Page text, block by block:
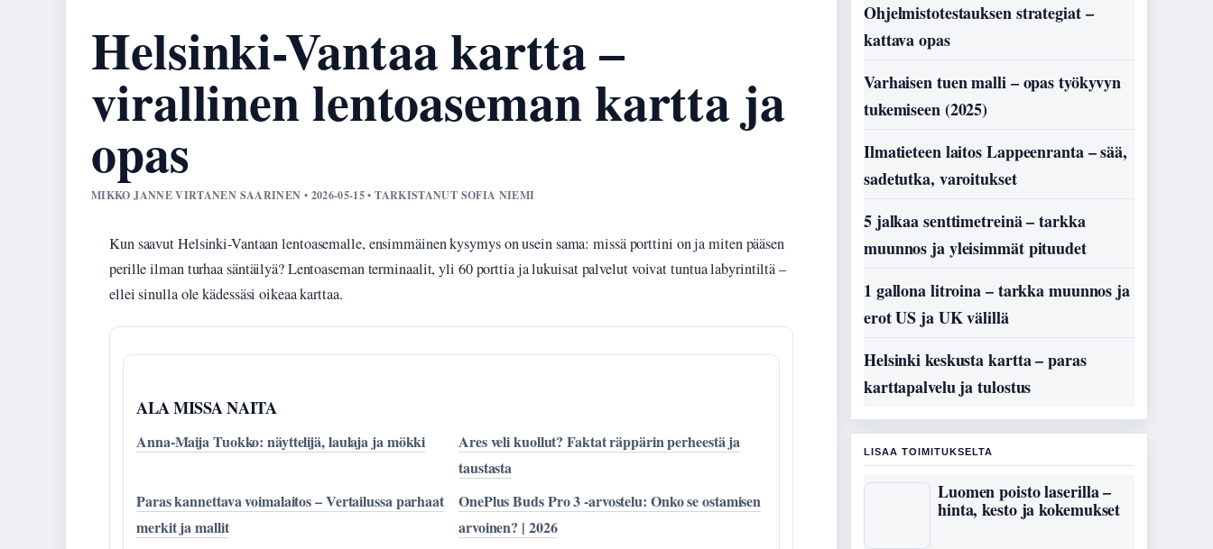
Helsinki-Vantaa kartta –
virallinen lentoaseman kartta ja
opas
MIKKO JANNE VIRTANEN SAARINEN • 2026-05-15 • TARKISTANUT SOFIA NIEMI
Kun saavut Helsinki-Vantaan lentoasemalle, ensimmäinen kysymys on usein sama: missä porttini on ja miten pääsen
perille ilman turhaa säntäilyä? Lentoaseman terminaalit, yli 60 porttia ja lukuisat palvelut voivat tuntua labyrintiltä –
ellei sinulla ole kädessäsi oikeaa karttaa.
ALA MISSA NAITA
Anna-Maija Tuokko: näyttelijä, laulaja ja mökki
Ares veli kuollut? Faktat räppärin perheestä ja
taustasta
Paras kannettava voimalaitos – Vertailussa parhaat
merkit ja mallit
OnePlus Buds Pro 3 -arvostelu: Onko se ostamisen
arvoinen? | 2026
Ohjelmistotestauksen strategiat –
kattava opas
Varhaisen tuen malli – opas työkyvyn
tukemiseen (2025)
Ilmatieteen laitos Lappeenranta – sää,
sadetutka, varoitukset
5 jalkaa senttimetreinä – tarkka
muunnos ja yleisimmät pituudet
1 gallona litroina – tarkka muunnos ja
erot US ja UK välillä
Helsinki keskusta kartta – paras
karttapalvelu ja tulostus
LISAA TOIMITUKSELTA
Luomen poisto laserilla –
hinta, kesto ja kokemukset